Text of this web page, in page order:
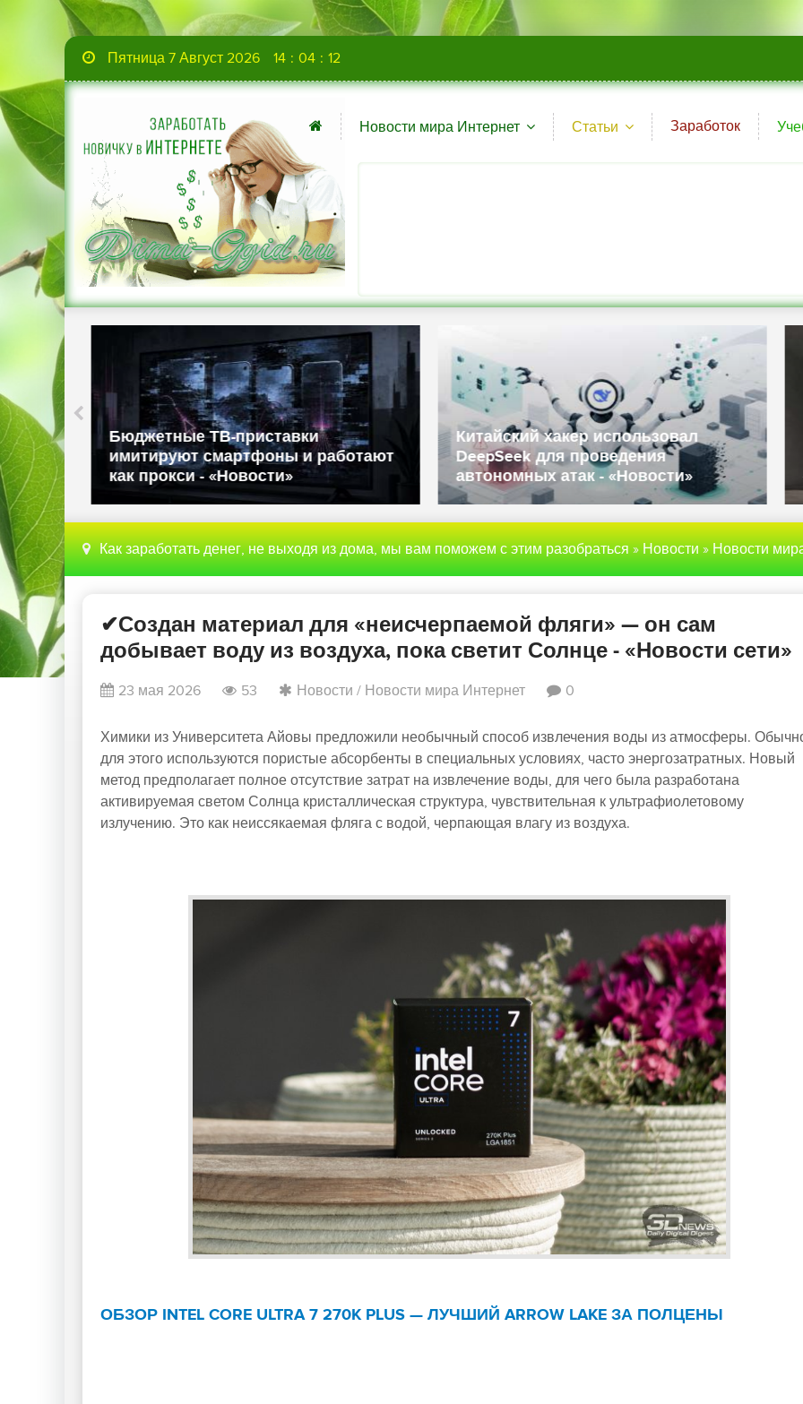
Пятница 7 Август 2026 14 : 04 : 14
Новости мира Интернет Статьи Заработок
Власти США запрещают ввоз
иностранных роботов из-за угрозы
национальной безопасности -
«Новости»
Данные полиции и госслужащих
Великобритании попали в даркнет -
«Новости»
Как заработать денег, не выходя из дома, мы вам поможем с этим разобраться»Новости»Новости мира
✔Создан материал для «неисчерпаемой фляги» — он сам
добывает воду из воздуха, пока светит Солнце - «Новости сети»
23 мая 2026 53 Новости / Новости мира Интернет 0
Химики из Университета Айовы предложили необычный способ извлечения воды из атмосферы.
для этого используются пористые абсорбенты в специальных условиях, часто энергозатратных. Новый
метод предполагает полное отсутствие затрат на извлечение воды, для чего была разработана
активируемая светом Солнца кристаллическая структура, чувствительная к ультрафиолетовому
излучению. Это как неиссякаемая фляга с водой, черпающая влагу из воздуха.
ОБЗОР INTEL CORE ULTRA 7 270K PLUS — ЛУЧШИЙ ARROW LAKE ЗА ПОЛЦЕНЫ